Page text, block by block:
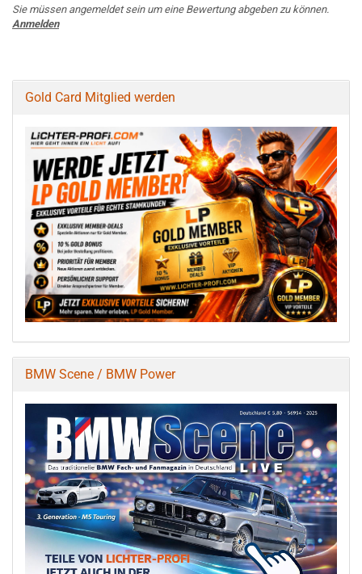
Sie müssen angemeldet sein um eine Bewertung abgeben zu können.
Anmelden
Gold Card Mitglied werden
BMW Scene / BMW Power